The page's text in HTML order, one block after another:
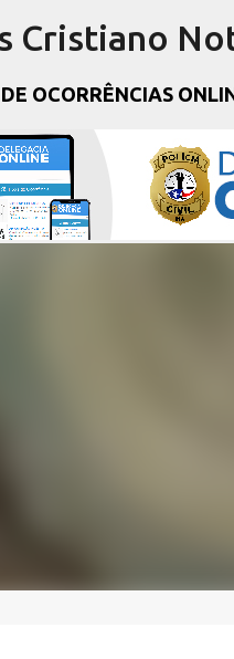
Cristiano
OCORRÊNCIAS